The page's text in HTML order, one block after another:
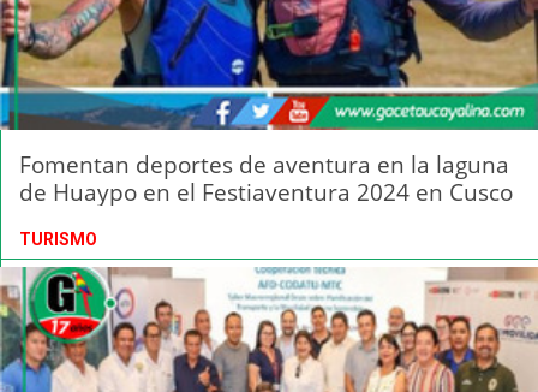
Fomentan deportes de aventura en la laguna
de Huaypo en el Festiaventura 2024 en Cusco
TURISMO